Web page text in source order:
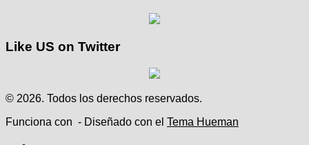
Like US on Twitter
© 2026. Todos los derechos reservados.
Funciona con - Diseñado con el Tema Hueman